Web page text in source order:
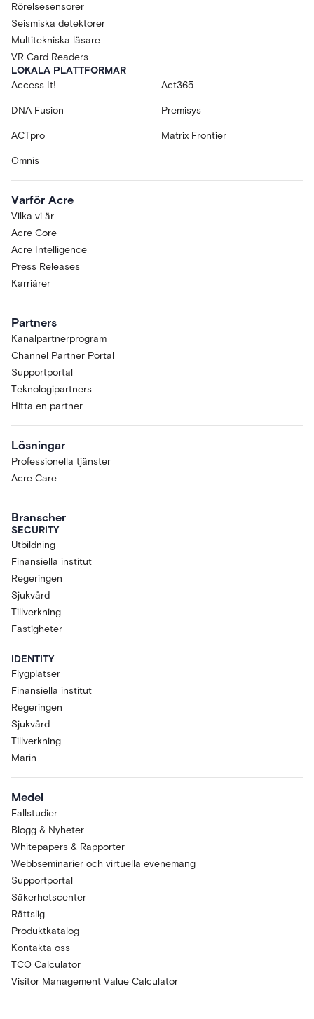
Rörelsesensorer
Seismiska detektorer
Multitekniska läsare
VR Card Readers
LOKALA PLATTFORMAR
Access It!
Act365
DNA Fusion Premisys
ACTpro Matrix Frontier
Omnis
Varför Acre
Vilka vi är
Acre Core
Acre Intelligence
Press Releases
Karriärer
Partners
Kanalpartnerprogram
Channel Partner Portal
Supportportal
Teknologipartners
Hitta en partner
Lösningar
Professionella tjänster
Acre Care
Branscher
SECURITY
Utbildning
Finansiella institut
Regeringen
Sjukvård
Tillverkning
Fastigheter
IDENTITY
Flygplatser
Finansiella institut
Regeringen
Sjukvård
Tillverkning
Marin
Medel
Fallstudier
Blogg & Nyheter
Whitepapers & Rapporter
Webbseminarier och virtuella evenemang
Supportportal
Säkerhetscenter
Rättslig
Produktkatalog
Kontakta oss
TCO Calculator
Visitor Management Value Calculator